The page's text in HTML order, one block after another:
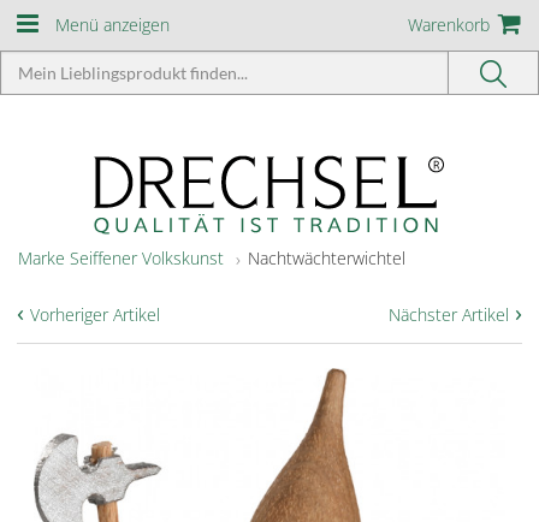
Menü anzeigen Warenkorb
Marke Seiffener Volkskunst Nachtwächterwichtel
Nächster Artikel ›
‹ Vorheriger Artikel